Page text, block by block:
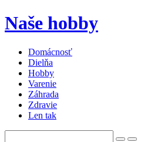
Naše hobby
Domácnosť
Dielňa
Hobby
Varenie
Záhrada
Zdravie
Len tak